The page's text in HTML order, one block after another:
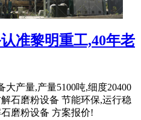
准黎明重工,40年老
产量,产量5100吨,细度20400
石磨粉设备 节能环保,运行稳
磨粉设备 方案报价!